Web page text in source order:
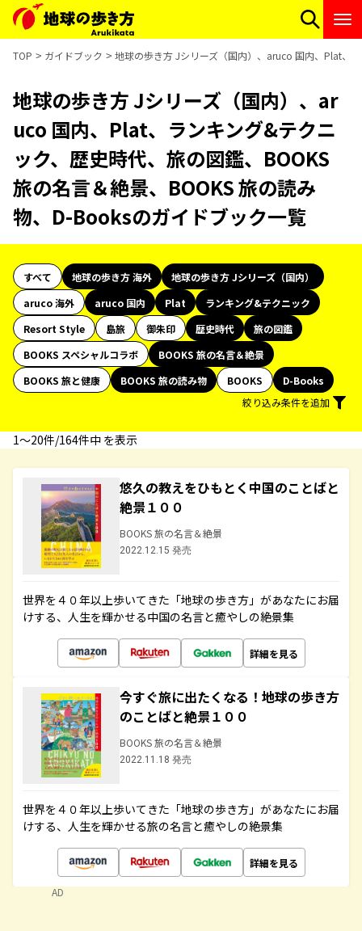
TOP ガイドブック 地球の歩き方 Jシリーズ（国内）、aruco 国内、Plat、
地球の歩き方 Jシリーズ（国内）、ar
uco 国内、Plat、ランキング&テクニ
ック、歴史時代、旅の図鑑、BOOKS
旅の名言＆絶景、BOOKS 旅の読み
物、D-Booksのガイドブック一覧
すべて 地球の歩き方 海外
地球の歩き方 Jシリーズ（国内）
aruco 海外
aruco 国内 Plat
ランキング&テクニック
Resort Style
島旅 御朱印 歴史時代
旅の図鑑
BOOKS スペシャルコラボ
BOOKS 旅の名言＆絶景
BOOKS 旅と健康
BOOKS 旅の読み物 BOOKS
D-Books
絞り込み条件を追加
1〜20件/164件中 を表示
悠久の教えをひもとく中国のことばと
絶景１００
BOOKS 旅の名言＆絶景
2022.12.15 発売
世界を４０年以上歩いてきた「地球の歩き方」があなたにお届
けする、人生を輝かせる中国の名言と癒やしの絶景集
詳細を見る
今すぐ旅に出たくなる！地球の歩き方
のことばと絶景１００
BOOKS 旅の名言＆絶景
2022.11.18 発売
世界を４０年以上歩いてきた「地球の歩き方」があなたにお届
けする、人生を輝かせる旅の名言と癒やしの絶景集
詳細を見る
AD